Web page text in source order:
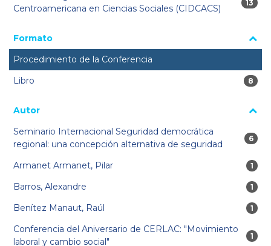
Centroamericana en Ciencias Sociales (CIDCACS)
13
13
Formato
Procedimiento de la Conferencia
Libro
8
8
Autor
Seminario Internacional Seguridad democrática
regional: una concepción alternativa de seguridad
6
6
Armanet Armanet, Pilar 1
1
Barros, Alexandre 1
1
Benítez Manaut, Raúl 1
1
Conferencia del Aniversario de CERLAC: "Movimiento
laboral y cambio social"
1
1